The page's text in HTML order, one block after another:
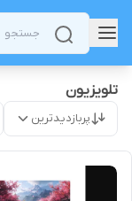
تلویزیون
پربازدیدترین